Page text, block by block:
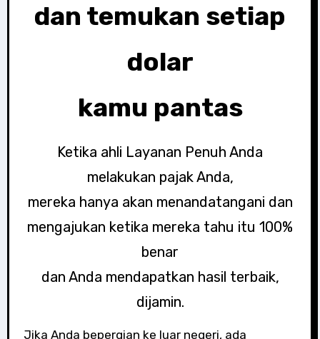
dan temukan setiap
dolar
kamu pantas
Ketika ahli Layanan Penuh Anda
melakukan pajak Anda,
mereka hanya akan menandatangani dan
mengajukan ketika mereka tahu itu 100%
benar
dan Anda mendapatkan hasil terbaik,
dijamin.
Jika Anda bepergian ke luar negeri, ada